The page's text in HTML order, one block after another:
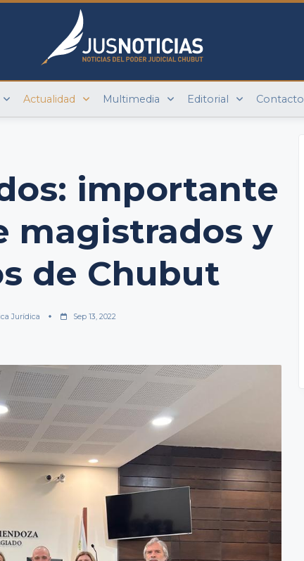
Actualidad Multimedia Editorial Contacto
importante
magistrados y
de Chubut
Jurídica Sep 13, 2022